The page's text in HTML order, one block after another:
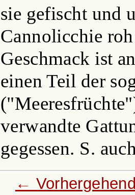
sie gefischt und
Cannolicchie
Geschmack ist
einen Teil der
verwandte
gegessen. S.
←